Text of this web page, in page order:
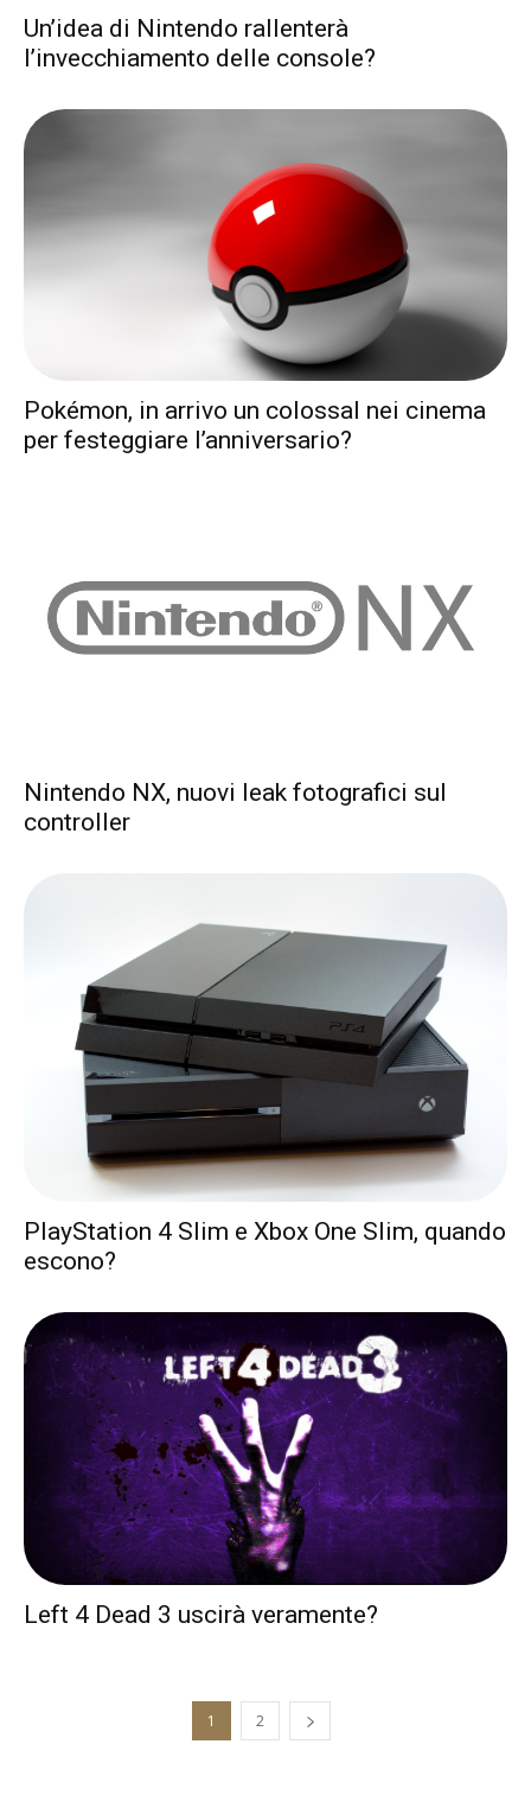
Un’idea di Nintendo rallenterà
l’invecchiamento delle console?
Pokémon, in arrivo un colossal nei cinema
per festeggiare l’anniversario?
Nintendo NX, nuovi leak fotografici sul
controller
PlayStation 4 Slim e Xbox One Slim, quando
escono?
Left 4 Dead 3 uscirà veramente?
1 2